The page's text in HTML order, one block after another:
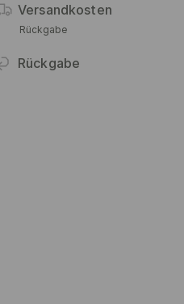
Versandkosten
Rückgabe
Rückgabe